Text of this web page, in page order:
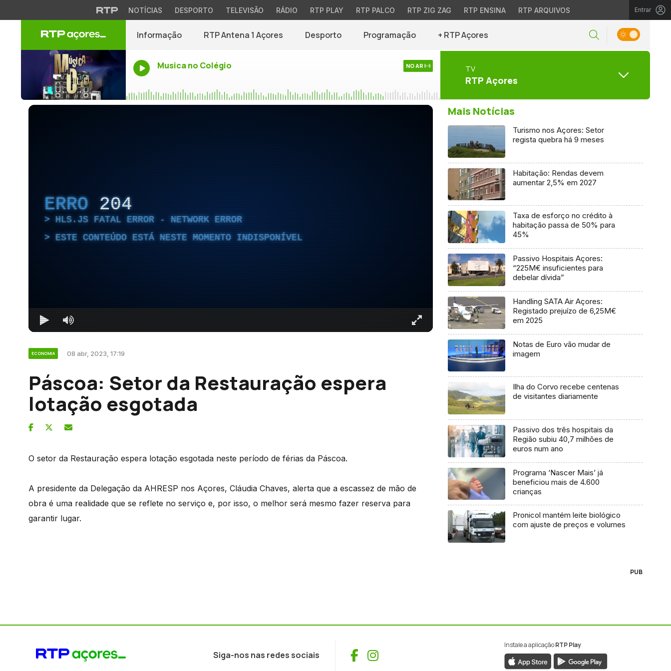
NOTÍCIAS DESPORTO TELEVISÃO RÁDIO RTP PLAY RTP PALCO RTP ZIG ZAG RTP ENSINA RTP ARQUIVOS Entrar
Informação RTP Antena 1 Açores Desporto Programação + RTP Açores
Musica no Colégio NO AR TV
RTP Açores
ERRO 204
HLS.JS FATAL ERROR - NETWORK ERROR
ESTE CONTEÚDO ESTÁ NESTE MOMENTO INDISPONÍVEL
ECONOMIA 08 abr, 2023, 17:19
Páscoa: Setor da Restauração espera
lotação esgotada
O setor da Restauração espera lotação esgotada neste período de férias da Páscoa.
A presidente da Delegação da AHRESP nos Açores, Cláudia Chaves, alerta que a escassez de mão de
obra é uma realidade que se reflete no serviço e, por isso, o melhor será mesmo fazer reserva para
garantir lugar.
Mais Notícias
Turismo nos Açores: Setor
regista quebra há 9 meses
Habitação: Rendas devem
aumentar 2,5% em 2027
Taxa de esforço no crédito à
habitação passa de 50% para
45%
Passivo Hospitais Açores:
“225M€ insuficientes para
debelar dívida”
Handling SATA Air Açores:
Registado prejuízo de 6,25M€
em 2025
Notas de Euro vão mudar de
imagem
Ilha do Corvo recebe centenas
de visitantes diariamente
Passivo dos três hospitais da
Região subiu 40,7 milhões de
euros num ano
Programa ‘Nascer Mais’ já
beneficiou mais de 4.600
crianças
Pronicol mantém leite biológico
com ajuste de preços e volumes
PUB
Siga-nos nas redes sociais Facebook
Instagram
Instale a aplicaçãoRTP Play